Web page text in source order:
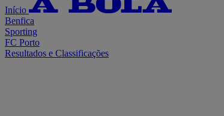
Início
Benfica
Sporting
FC Porto
Resultados e Classificações